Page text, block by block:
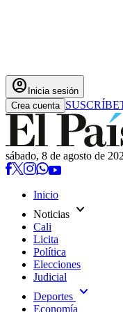
account_circle Inicia sesión
Crea cuenta
sábado, 8 de agosto de
Inicio
Noticias expand_more
Cali
Licita
Política
Elecciones
Judicial
Deportes expand_more
Economía